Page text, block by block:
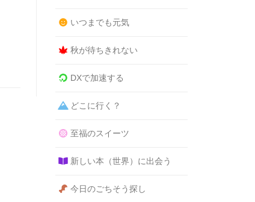
いつまでも元気
秋が待ちきれない
DXで加速する
どこに行く？
至福のスイーツ
新しい本（世界）に出会う
今日のごちそう探し